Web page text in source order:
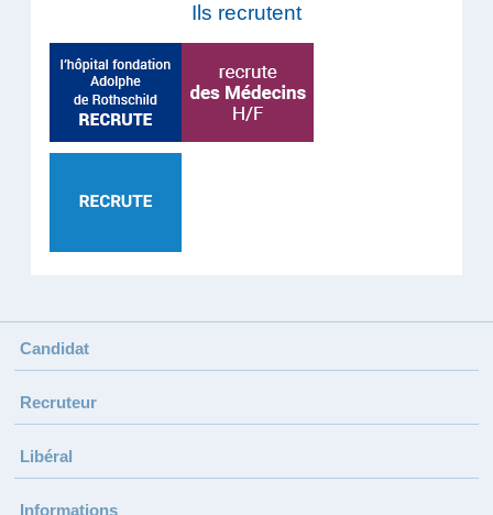
Ils recrutent
Candidat
Recruteur
Libéral
Informations